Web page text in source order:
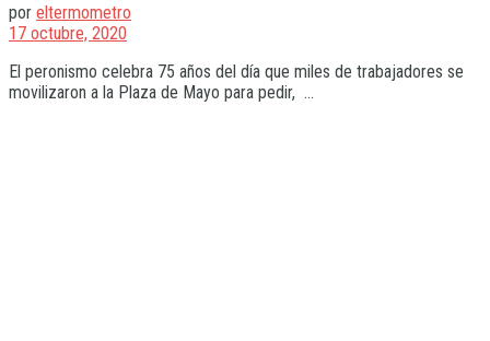
por eltermometro
17 octubre, 2020
El peronismo celebra 75 años del día que miles de trabajadores se
movilizaron a la Plaza de Mayo para pedir, ...